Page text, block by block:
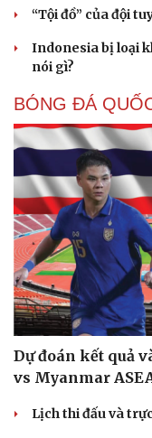
Cải chính
“Tội đồ” của đội
Indonesia bị loại
nói gì?
BÓNG ĐÁ
Dự đoán kết quả
vs Myanmar
Lịch thi đấu và